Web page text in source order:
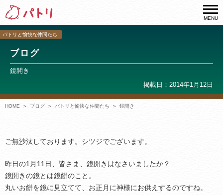
MENU
パトリと愉快な仲間たち
ブログ
鏡開き
掲載日：2014年1月12日
HOME ブログ パトリと愉快な仲間たち 鏡開き
ご無沙汰しております。シツジでございます。
昨日の1月11日、皆さま、鏡開きはなさいましたか？
鏡開きの鏡とは鏡餅のこと。
丸いお餅を鏡に見立てて、お正月に神様にお供えするのですね。